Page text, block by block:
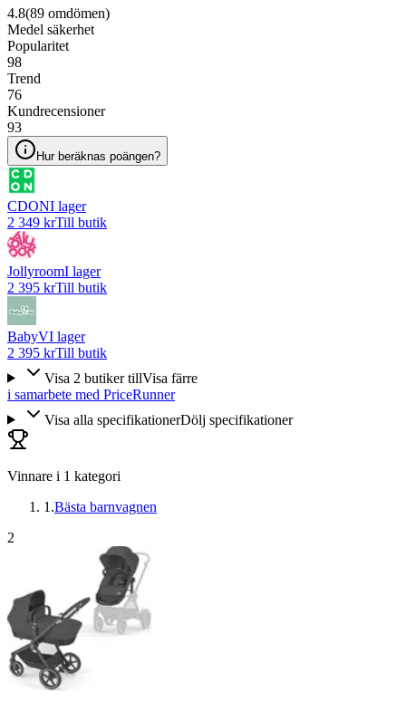
4.8(89 omdömen)
Medel säkerhet
Popularitet
98
Trend
76
Kundrecensioner
93
Hur beräknas poängen?
CDONI lager
2 349 krTill butik
JollyroomI lager
2 395 krTill butik
BabyVI lager
2 395 krTill butik
Visa 2 butiker tillVisa färre
i samarbete med PriceRunner
Visa alla specifikationerDölj specifikationer
Vinnare i 1 kategori
1 .Bästa barnvagnen
2